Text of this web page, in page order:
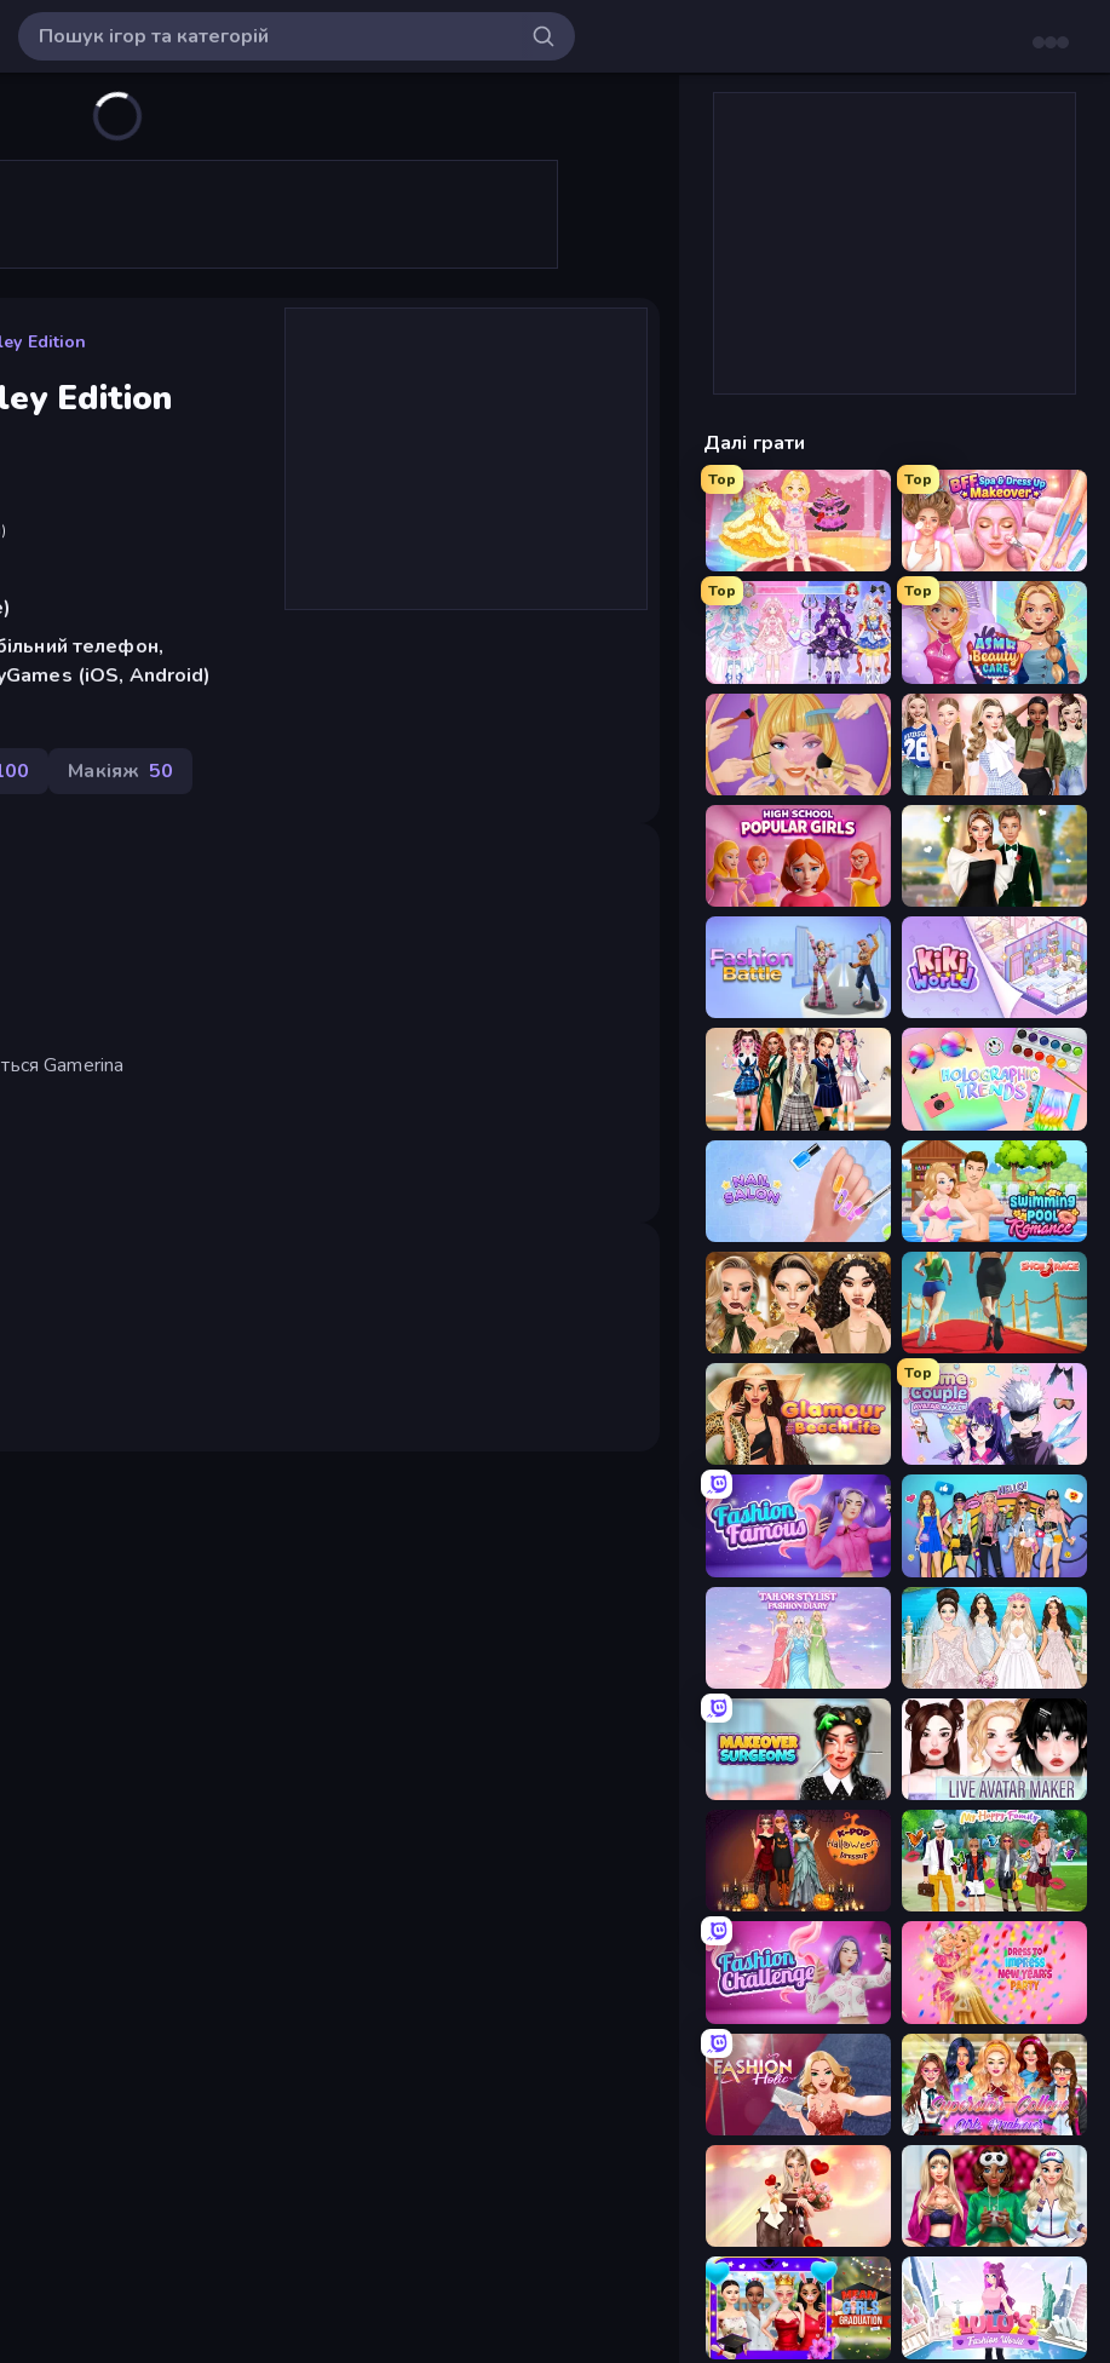
Edition
Edition
)
телефон,
(iOS, Android)
Макіяж 50
Gamerina
Далі грати
Top
Royal Glow Princess Makeover
Top
BFF Makeover - Spa & Dress Up
Top
Idol Livestream: Fashion Game
Top
ASMR Beauty Care
Extreme Makeover Fashion Week 2025
Valentine's Day Proposal
Fashion Battle KiKi World
Back To School: Uniforms Edition Holographic Trends
Nail Salon Swimming Pool Romance
Autumn Glam Gala Shoe Race
Glamour Beach Life
Top
Anime Couple: Avatar Maker
Fashion Famous College Girls Team Makeover
Tailor Stylist: Fashion Diary Model Wedding
Makeover Surgeons Live Avatar Maker: Girls
Superstar Family Dress Up
Fashion Challenge: Catwalk Run Dress To Impress: New Year's Party
Fashion Holic Superstar College Girls Makeover
GRWM Date Night BFFs Luxury Loungewear
Mean Girls Graduation Day Lulu's Fashion World